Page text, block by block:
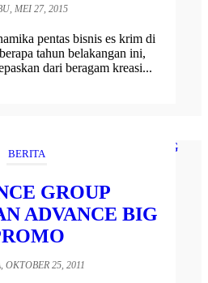
MEI 27, 2015
pentas bisnis es krim di
tahun belakangan ini,
dari beragam kreasi...
BERITA
GROUP
ADVANCE BIG
OKTOBER 25, 2011